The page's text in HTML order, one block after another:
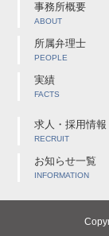
事務所概要
ABOUT
所属弁理士
PEOPLE
実績
FACTS
求人・採用情報
RECRUIT
お知らせ一覧
INFORMATION